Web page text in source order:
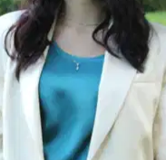
Sittsy.
i sitter